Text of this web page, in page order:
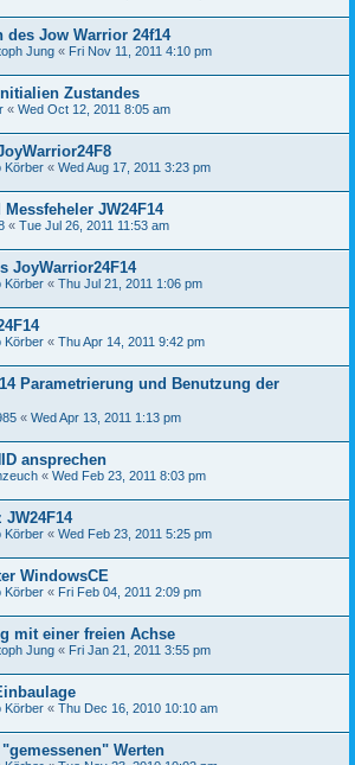
des Jow Warrior 24f14
Jung « Fri Nov 11, 2011 4:10 pm
Zustandes
« Wed Oct 12, 2011 8:05 am
Körber « Wed Aug 17, 2011 3:23 pm
JW24F14
« Tue Jul 26, 2011 11:53 am
JoyWarrior24F14
Körber « Thu Jul 21, 2011 1:06 pm
Körber « Thu Apr 14, 2011 9:42 pm
Parametrierung und Benutzung der
« Wed Apr 13, 2011 1:13 pm
ansprechen
« Wed Feb 23, 2011 8:03 pm
Körber « Wed Feb 23, 2011 5:25 pm
WindowsCE
Körber « Fri Feb 04, 2011 2:09 pm
mit einer freien Achse
Jung « Fri Jan 21, 2011 3:55 pm
Körber « Thu Dec 16, 2010 10:10 am
Werten